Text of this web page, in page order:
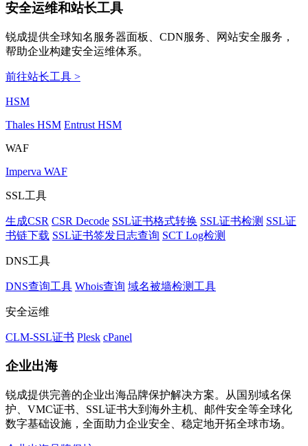
安全运维和站长工具
锐成提供全球知名服务器面板、CDN服务、网站安全服务，
帮助企业构建安全运维体系。
前往站长工具 >
HSM
Thales HSM Entrust HSM
WAF
Imperva WAF
SSL工具
生成CSR CSR Decode SSL证书格式转换 SSL证书检测 SSL证
书链下载 SSL证书签发日志查询 SCT Log检测
DNS工具
DNS查询工具 Whois查询 域名被墙检测工具
安全运维
CLM-SSL证书 Plesk cPanel
企业出海
锐成提供完善的企业出海品牌保护解决方案。从国别域名保
护、VMC证书、SSL证书大到海外主机、邮件安全等全球化
数字基础设施，全面助力企业安全、稳定地开拓全球市场。